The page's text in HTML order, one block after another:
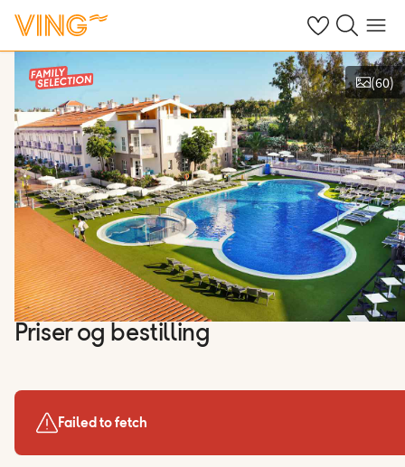
Se dine sparte
Søk påMeny
Se bilder og film
(60)
Priser og bestilling
Failed to fetch